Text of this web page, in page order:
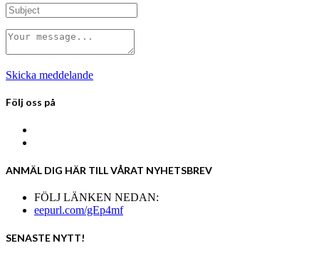
Skicka meddelande
Följ oss på
ANMÄL DIG HÄR TILL VÅRAT NYHETSBREV
FÖLJ LÄNKEN NEDAN:
eepurl.com/gEp4mf
SENASTE NYTT!